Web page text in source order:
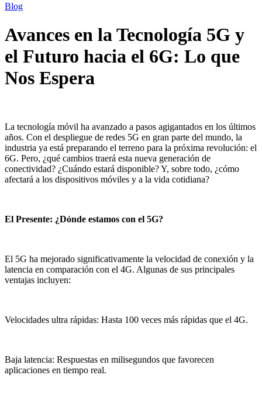
Blog
Avances en la Tecnología 5G y
el Futuro hacia el 6G: Lo que
Nos Espera
La tecnología móvil ha avanzado a pasos agigantados en los últimos
años. Con el despliegue de redes 5G en gran parte del mundo, la
industria ya está preparando el terreno para la próxima revolución: el
6G. Pero, ¿qué cambios traerá esta nueva generación de
conectividad? ¿Cuándo estará disponible? Y, sobre todo, ¿cómo
afectará a los dispositivos móviles y a la vida cotidiana?
El Presente: ¿Dónde estamos con el 5G?
El 5G ha mejorado significativamente la velocidad de conexión y la
latencia en comparación con el 4G. Algunas de sus principales
ventajas incluyen:
Velocidades ultra rápidas: Hasta 100 veces más rápidas que el 4G.
Baja latencia: Respuestas en milisegundos que favorecen
aplicaciones en tiempo real.